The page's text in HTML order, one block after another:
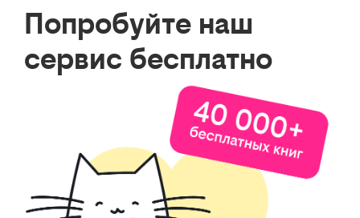
Попробуйте наш
сервис бесплатно